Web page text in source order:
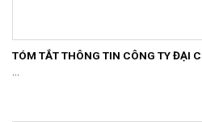
TÓM TẮT THÔNG TIN CÔNG TY ĐẠI
...